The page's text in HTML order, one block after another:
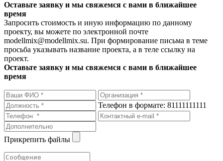
Оставьте заявку и мы свяжемся с вами в ближайшее
время
Запросить стоимость и иную информацию по данному
проекту, вы можете по электронной почте
modellmix@modellmix.su. При формирование письма в теме
просьба указывать название проекта, а в теле ссылку на
проект.
Оставьте заявку и мы свяжемся с вами в ближайшее
время
Телефон в формате: 81111111111
Прикрепить файлы